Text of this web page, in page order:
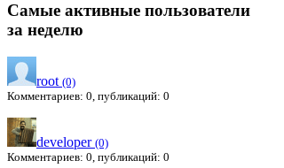
Самые активные пользователи
за неделю
root (0)
Комментариев: 0, публикаций: 0
developer (0)
Комментариев: 0, публикаций: 0